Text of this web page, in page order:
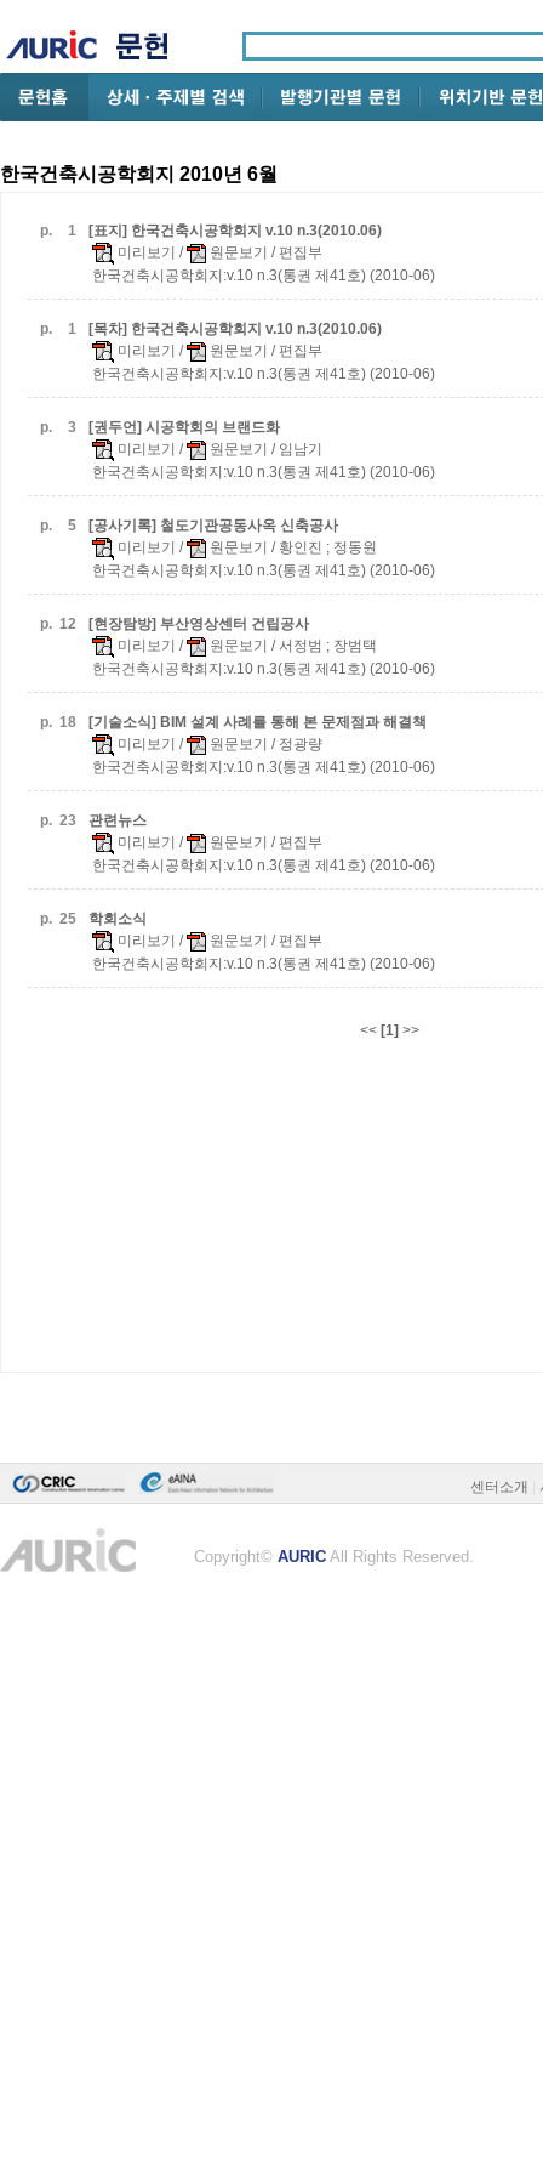
한국건축시공학회지 2010년 6월
p. 1
[표지] 한국건축시공학회지 v.10 n.3(2010.06)
미리보기 / 원문보기 / 편집부
한국건축시공학회지:v.10 n.3(통권 제41호) (2010-06)
p. 1
[목차] 한국건축시공학회지 v.10 n.3(2010.06)
미리보기 / 원문보기 / 편집부
한국건축시공학회지:v.10 n.3(통권 제41호) (2010-06)
p. 3
[권두언] 시공학회의 브랜드화
미리보기 / 원문보기 / 임남기
한국건축시공학회지:v.10 n.3(통권 제41호) (2010-06)
p. 5
[공사기록] 철도기관공동사옥 신축공사
미리보기 / 원문보기 / 황인진 ; 정동원
한국건축시공학회지:v.10 n.3(통권 제41호) (2010-06)
p. 12
[현장탐방] 부산영상센터 건립공사
미리보기 / 원문보기 / 서정범 ; 장범택
한국건축시공학회지:v.10 n.3(통권 제41호) (2010-06)
p. 18
[기술소식] BIM 설계 사례를 통해 본 문제점과 해결책
미리보기 / 원문보기 / 정광량
한국건축시공학회지:v.10 n.3(통권 제41호) (2010-06)
p. 23
관련뉴스
미리보기 / 원문보기 / 편집부
한국건축시공학회지:v.10 n.3(통권 제41호) (2010-06)
p. 25
학회소식
미리보기 / 원문보기 / 편집부
한국건축시공학회지:v.10 n.3(통권 제41호) (2010-06)
<< [1] >>
센터소개
Copyright© AURIC All Rights Reserved.